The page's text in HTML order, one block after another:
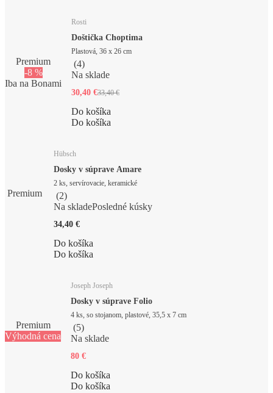
Premium
-8 %
Iba na Bonami
Rosti
Doštička Choptima
Plastová, 36 x 26 cm
(4)
Na sklade
30,40 €33,40 €
Do košíka
Do košíka
Premium
Hübsch
Dosky v súprave Amare
2 ks, servírovacie, keramické
(2)
Na skladePosledné kúsky
34,40 €
Do košíka
Do košíka
Premium
Výhodná cena
Joseph Joseph
Dosky v súprave Folio
4 ks, so stojanom, plastové, 35,5 x 7 cm
(5)
Na sklade
80 €
Do košíka
Do košíka